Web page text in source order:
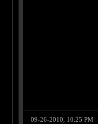
09-26-2010, 10:25 PM